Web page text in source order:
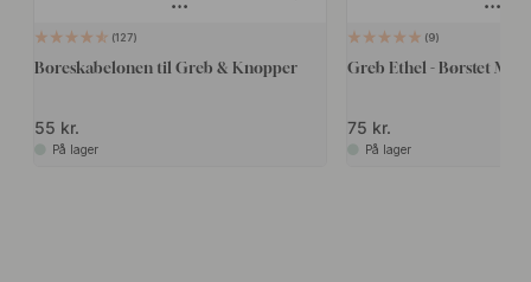
127
Boreskabelonen til Greb & Knopper
55 kr.
På lager
9
Greb Ethel - Børstet
75 kr.
På lager